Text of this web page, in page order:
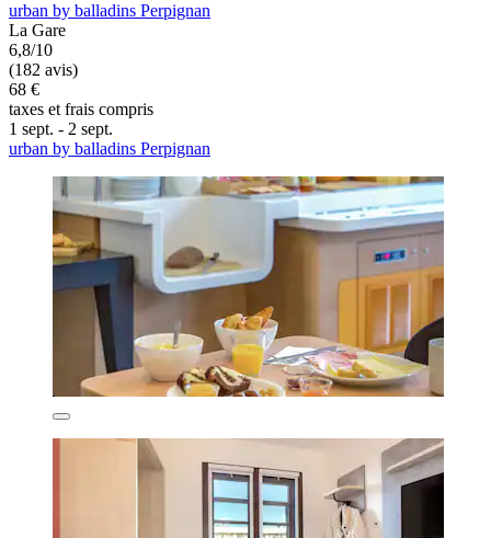
urban by balladins Perpignan
La Gare
6,8/10
(182 avis)
68 €
taxes et frais compris
1 sept. - 2 sept.
urban by balladins Perpignan